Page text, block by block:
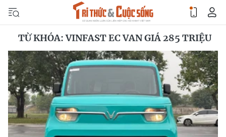
TỪ KHÓA: VINFAST EC VAN GIÁ 285 TRIỆU